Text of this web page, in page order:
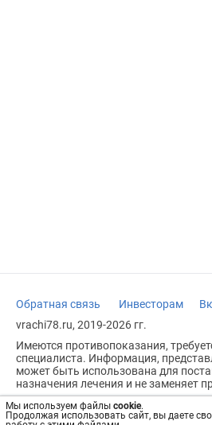
Мы используем файлы cookie.
Продолжая использовать сайт, вы даете
Обратная связь Инвесторам
vrachi78.ru, 2019-2026 гг.
Имеются противопоказания,
специалиста. Информация,
может быть использована для
назначения лечения и не заменяет
Возрастное ограничение: 18+